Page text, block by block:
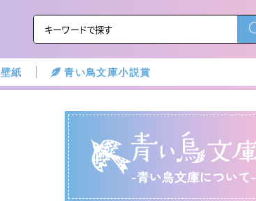
壁紙 青い鳥文庫小説賞
-青い鳥文庫について-